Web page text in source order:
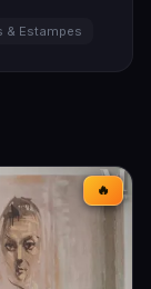
& Estampes
🔥